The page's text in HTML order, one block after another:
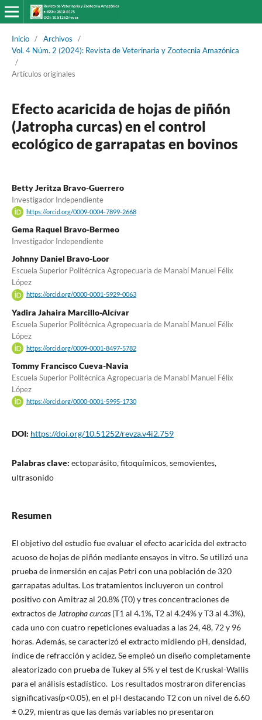
Inicio / Archivos
/
Vol. 4 Núm. 2 (2024): Revista de Veterinaria y Zootecnia Amazónica
/
Artículos originales
Efecto acaricida de hojas de piñón
(Jatropha curcas) en el control
ecológico de garrapatas en bovinos
Betty Jeritza Bravo-Guerrero
Investigador Independiente
https://orcid.org/0009-0004-7899-2668
Gema Raquel Bravo-Bermeo
Investigador Independiente
Johnny Daniel Bravo-Loor
Escuela Superior Politécnica Agropecuaria de Manabí Manuel Félix
López
https://orcid.org/0000-0001-5929-0063
Yadira Jahaira Marcillo-Alcívar
Escuela Superior Politécnica Agropecuaria de Manabí Manuel Félix
López
https://orcid.org/0009-0001-8497-5782
Tommy Francisco Cueva-Navia
Escuela Superior Politécnica Agropecuaria de Manabí Manuel Félix
López
https://orcid.org/0000-0001-5995-1730
DOI: https://doi.org/10.51252/revza.v4i2.759
Palabras clave: ectoparásito, fitoquímicos, semovientes,
ultrasonido
Resumen
El objetivo del estudio fue evaluar el efecto acaricida del extracto
acuoso de hojas de piñón mediante ensayos in vitro. Se utilizó una
prueba de inmersión en cajas Petri con una población de 320
garrapatas adultas. Los tratamientos incluyeron un control
positivo con Amitraz al 20.8% (T0) y tres concentraciones de
extractos de Jatropha curcas(T1 al 4.1%, T2 al 4.24% y T3 al 4.3%),
cada uno con cuatro repeticiones evaluadas a las 24, 48, 72 y 96
horas. Además, se caracterizó el extracto midiendo pH, densidad,
índice de refracción y acidez. Se empleó un diseño completamente
aleatorizado con prueba de Tukey al 5% y el test de Kruskal-Wallis
para el análisis estadístico. Los resultados mostraron diferencias
significativas(p<0.05), en el pH destacando T2 con un nivel de 6.60
± 0.29, mientras que las demás variables no presentaron